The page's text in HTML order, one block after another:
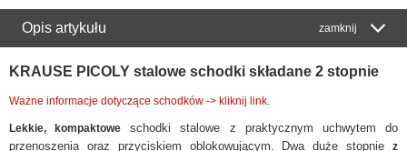
Opis artykułu zamknij
KRAUSE PICOLY stalowe schodki składane 2 stopnie
Ważne informacje dotyczące schodków -> kliknij link.
Lekkie, kompaktowe schodki stalowe z praktycznym uchwytem do
przenoszenia oraz przyciskiem oblokowującym. Dwa duże stopnie z